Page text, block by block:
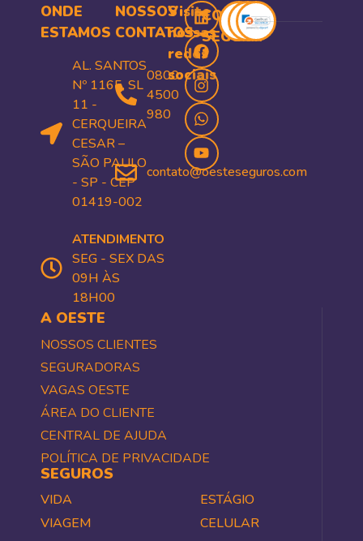
ONDE
ESTAMOS
AL. SANTOS
Nº 1165, SL
11 -
CERQUEIRA
CESAR –
SÃO PAULO
- SP - CEP
01419-002
ATENDIMENTO
SEG - SEX DAS
09H ÀS
18H00
NOSSOS
CONTATOS
0800
4500
980
contato@oesteseguros.com
Visite
nossas
redes
sociais
COMPRA
SEGURA
A OESTE
NOSSOS CLIENTES
SEGURADORAS
VAGAS OESTE
ÁREA DO CLIENTE
CENTRAL DE AJUDA
POLÍTICA DE PRIVACIDADE
SEGUROS
VIAGEM
ESTÁGIO
CELULAR
VIDA